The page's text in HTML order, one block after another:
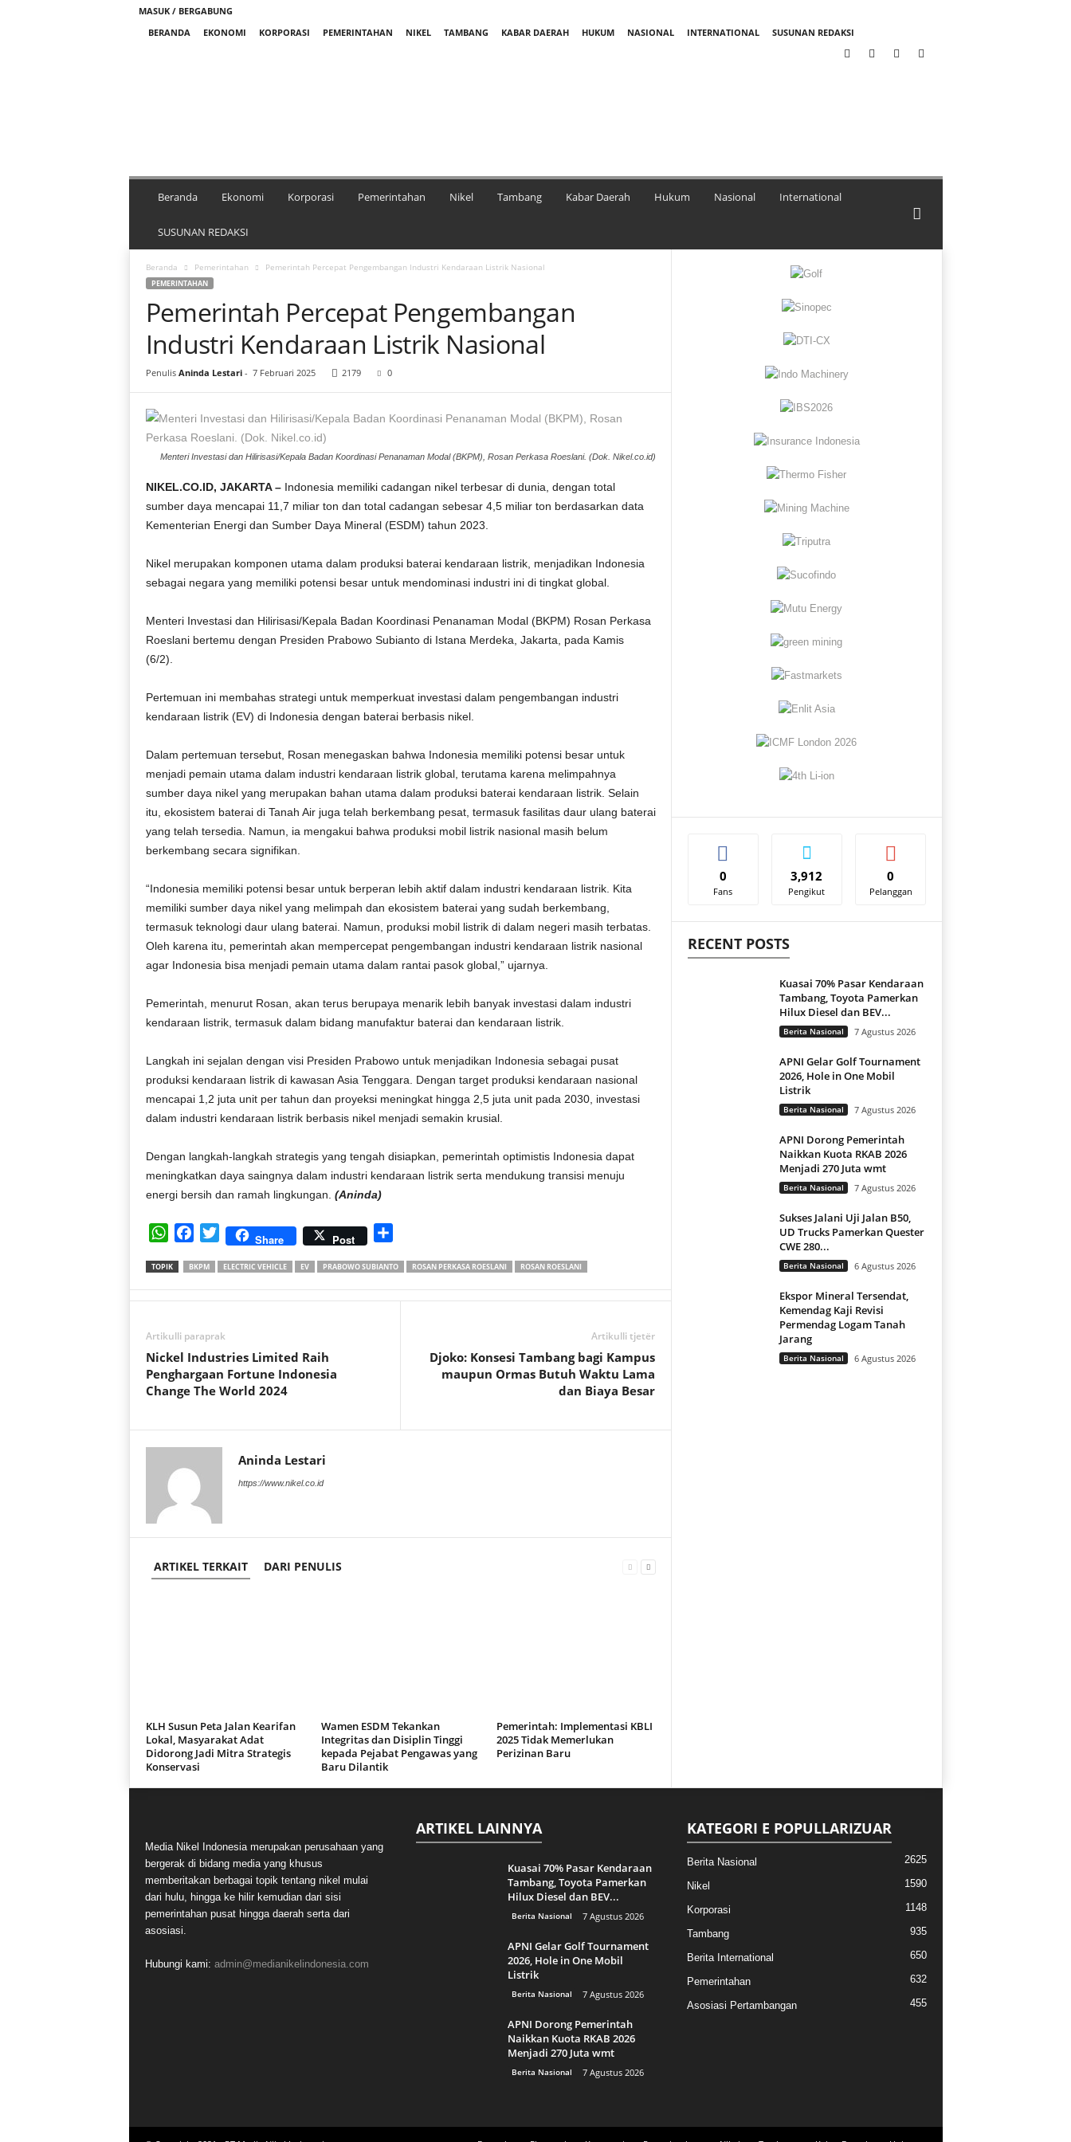
MASUK / BERGABUNG
BERANDA
EKONOMI KORPORASI PEMERINTAHAN NIKEL TAMBANG KABAR DAERAH HUKUM NASIONAL INTERNATIONAL SUSUNAN REDAKSI
i
Beranda Ekonomi Korporasi Pemerintahan Nikel Tambang Kabar Daerah Hukum Nasional International
SUSUNAN REDAKSI
Beranda Pemerintahan Pemerintah Percepat Pengembangan Industri Kendaraan Listrik Nasional
PEMERINTAHAN
Pemerintah Percepat Pengembangan
Industri Kendaraan Listrik Nasional
Penulis Aninda Lestari- 7 Februari 2025 2179 0
Menteri Investasi dan Hilirisasi/Kepala Badan Koordinasi Penanaman Modal (BKPM), Rosan Perkasa Roeslani. (Dok. Nikel.co.id)
NIKEL.CO.ID, JAKARTA –Indonesia memiliki cadangan nikel terbesar di dunia, dengan total
sumber daya mencapai 11,7 miliar ton dan total cadangan sebesar 4,5 miliar ton berdasarkan data
Kementerian Energi dan Sumber Daya Mineral (ESDM) tahun 2023.
Nikel merupakan komponen utama dalam produksi baterai kendaraan listrik, menjadikan Indonesia
sebagai negara yang memiliki potensi besar untuk mendominasi industri ini di tingkat global.
Menteri Investasi dan Hilirisasi/Kepala Badan Koordinasi Penanaman Modal (BKPM) Rosan Perkasa
Roeslani bertemu dengan Presiden Prabowo Subianto di Istana Merdeka, Jakarta, pada Kamis
(6/2).
Pertemuan ini membahas strategi untuk memperkuat investasi dalam pengembangan industri
kendaraan listrik (EV) di Indonesia dengan baterai berbasis nikel.
Dalam pertemuan tersebut, Rosan menegaskan bahwa Indonesia memiliki potensi besar untuk
menjadi pemain utama dalam industri kendaraan listrik global, terutama karena melimpahnya
sumber daya nikel yang merupakan bahan utama dalam produksi baterai kendaraan listrik. Selain
itu, ekosistem baterai di Tanah Air juga telah berkembang pesat, termasuk fasilitas daur ulang baterai
yang telah tersedia. Namun, ia mengakui bahwa produksi mobil listrik nasional masih belum
berkembang secara signifikan.
“Indonesia memiliki potensi besar untuk berperan lebih aktif dalam industri kendaraan listrik. Kita
memiliki sumber daya nikel yang melimpah dan ekosistem baterai yang sudah berkembang,
termasuk teknologi daur ulang baterai. Namun, produksi mobil listrik di dalam negeri masih terbatas.
Oleh karena itu, pemerintah akan mempercepat pengembangan industri kendaraan listrik nasional
agar Indonesia bisa menjadi pemain utama dalam rantai pasok global,” ujarnya.
Pemerintah, menurut Rosan, akan terus berupaya menarik lebih banyak investasi dalam industri
kendaraan listrik, termasuk dalam bidang manufaktur baterai dan kendaraan listrik.
Langkah ini sejalan dengan visi Presiden Prabowo untuk menjadikan Indonesia sebagai pusat
produksi kendaraan listrik di kawasan Asia Tenggara. Dengan target produksi kendaraan nasional
mencapai 1,2 juta unit per tahun dan proyeksi meningkat hingga 2,5 juta unit pada 2030, investasi
dalam industri kendaraan listrik berbasis nikel menjadi semakin krusial.
Dengan langkah-langkah strategis yang tengah disiapkan, pemerintah optimistis Indonesia dapat
meningkatkan daya saingnya dalam industri kendaraan listrik serta mendukung transisi menuju
energi bersih dan ramah lingkungan. (Aninda)
W
a
t
p
c
e
k
T
i
t
Share Post
a
r
TOPIK BKPM ELECTRIC VEHICLE EV PRABOWO SUBIANTO ROSAN PERKASA ROESLANI ROSAN ROESLANI
Artikulli paraprak
Nickel Industries Limited Raih
Penghargaan Fortune Indonesia
Change The World 2024
Artikulli tjetër
Djoko: Konsesi Tambang bagi Kampus
maupun Ormas Butuh Waktu Lama
dan Biaya Besar
Aninda Lestari
https://www.nikel.co.id
ARTIKEL TERKAIT DARI PENULIS
KLH Susun Peta Jalan Kearifan
Lokal, Masyarakat Adat
Didorong Jadi Mitra Strategis
Konservasi
Wamen ESDM Tekankan
Integritas dan Disiplin Tinggi
kepada Pejabat Pengawas yang
Baru Dilantik
Pemerintah: Implementasi KBLI
2025 Tidak Memerlukan
Perizinan Baru
0
Fans
3,912
Pengikut
0
Pelanggan
RECENT POSTS
Kuasai 70% Pasar Kendaraan
Tambang, Toyota Pamerkan
Hilux Diesel dan BEV...
Berita Nasional 7 Agustus 2026
APNI Gelar Golf Tournament
2026, Hole in One Mobil
Listrik
Berita Nasional 7 Agustus 2026
APNI Dorong Pemerintah
Naikkan Kuota RKAB 2026
Menjadi 270 Juta wmt
Berita Nasional 7 Agustus 2026
Sukses Jalani Uji Jalan B50,
UD Trucks Pamerkan Quester
CWE 280...
Berita Nasional 6 Agustus 2026
Ekspor Mineral Tersendat,
Kemendag Kaji Revisi
Permendag Logam Tanah
Jarang
Berita Nasional 6 Agustus 2026
Media Nikel Indonesia merupakan perusahaan yang
bergerak di bidang media yang khusus
memberitakan berbagai topik tentang nikel mulai
dari hulu, hingga ke hilir kemudian dari sisi
pemerintahan pusat hingga daerah serta dari
asosiasi.
Hubungi kami: admin@medianikelindonesia.com
ARTIKEL LAINNYA
Kuasai 70% Pasar Kendaraan
Tambang, Toyota Pamerkan
Hilux Diesel dan BEV...
Berita Nasional 7 Agustus 2026
APNI Gelar Golf Tournament
2026, Hole in One Mobil
Listrik
Berita Nasional 7 Agustus 2026
APNI Dorong Pemerintah
Naikkan Kuota RKAB 2026
Menjadi 270 Juta wmt
Berita Nasional 7 Agustus 2026
KATEGORI E POPULLARIZUAR
Berita Nasional 2625
Nikel 1590
Korporasi 1148
Tambang 935
Berita International 650
Pemerintahan 632
Asosiasi Pertambangan 455